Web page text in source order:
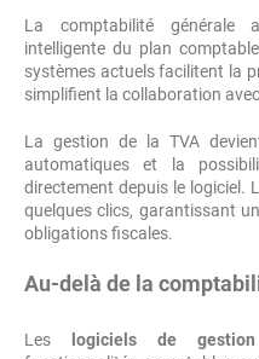
La comptabilité générale
intelligente du plan
systèmes actuels facilitent la
simplifient la collaboration
La gestion de la TVA
automatiques et la
directement depuis le logiciel.
quelques clics, garantissant
obligations fiscales.
Au-delà de la
Les logiciels de gestion